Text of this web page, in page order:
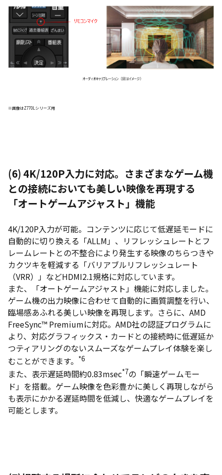
※画像はZ770Lシリーズ用
(6)4K/120P入力に対応。さまざまなゲーム機
との接続においても美しい映像を再現する
「オートゲームアジャスト」機能
4K/120P入力が可能。コンテンツに応じて低遅延モードに
自動的に切り換える「ALLM」、リフレッシュレートとフ
レームレートとの不整合により発生する映像のちらつきや
カクツキを軽減する「バリアブルリフレッシュレート
（VRR）」などHDMI2.1規格に対応しています。
また、「オートゲームアジャスト」機能に対応しました。
ゲーム機の出力映像に合わせて自動的に画質調整を行い、
臨場感あふれる美しい映像を再現します。さらに、AMD
FreeSync™ Premiumに対応。AMD社の認証プログラムに
より、対応グラフィックス・カードとの接続時に低遅延か
つティアリングのないスムーズなゲームプレイ体験を楽し
むことができます。 *6
また、表示遅延時間約0.83msec*7の「瞬速ゲームモー
ド」を搭載。ゲーム映像を色彩豊かに美しく再現しながら
も表示にかかる遅延時間を低減し、快適なゲームプレイを
可能とします。